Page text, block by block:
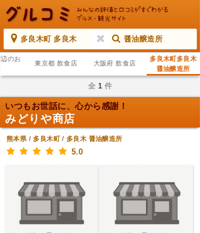
多良木町 多良木 醤油醸造所
のお
東京都 飲食店 大阪府 飲食店
多良木町多良木
醤油醸造所
全 1 件
いつもお世話に、心から感謝！
みどりや商店
熊本県/ 多良木町/ 多良木 醤油醸造所
5.0